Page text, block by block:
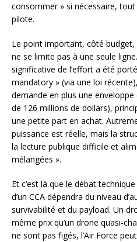
consommer » si nécessaire,
pilote.
Le point important, côté budget,
ne se limite pas à une seule
significative de l’effort a été
mandatory » (via une loi
demande en plus une
de 126 millions de dollars),
une petite part en achat.
puissance est réelle, mais la
la lecture publique difficile et
mélangées ».
Et c’est là que le débat
d’un CCA dépendra du niveau
survivabilité et du payload. Un
même prix qu’un drone quasi-
ne sont pas figés, l’Air Force